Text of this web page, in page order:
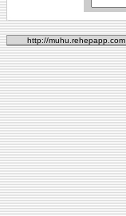
http://muhu.rehepapp.com